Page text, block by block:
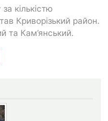
кількістю
Криворізький район.
та Кам’янський.